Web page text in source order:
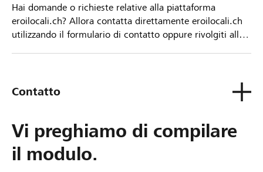
Hai domande o richieste relative alla piattaforma
eroilocali.ch? Allora contatta direttamente eroilocali.ch
utilizzando il formulario di contatto oppure rivolgiti alla
Contatto
Vi preghiamo di compilare
il modulo.